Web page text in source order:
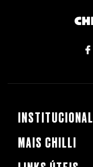
INSTITUCIONAL
MAIS CHILLI